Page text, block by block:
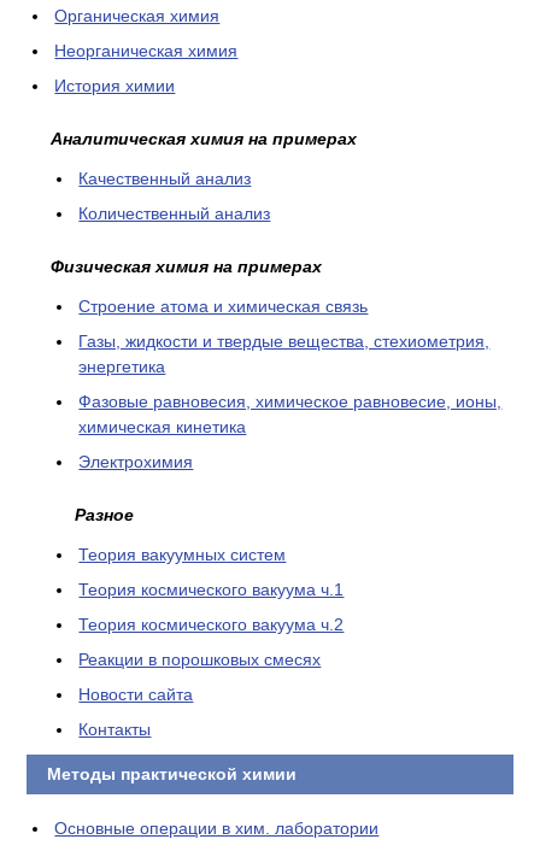
Органическая химия
Неорганическая химия
История химии
Аналитическая химия на примерах
Качественный анализ
Количественный анализ
Физическая химия на примерах
Cтроение атома и химическая связь
Газы, жидкости и твердые вещества, стехиометрия,
энергетика
Фазовые равновесия, химическое равновесие, ионы,
химическая кинетика
Электрохимия
Разное
Теория вакуумных систем
Теория космического вакуума ч.1
Теория космического вакуума ч.2
Реакции в порошковых смесях
Новости сайта
Контакты
Методы практической химии
Основные операции в хим. лаборатории